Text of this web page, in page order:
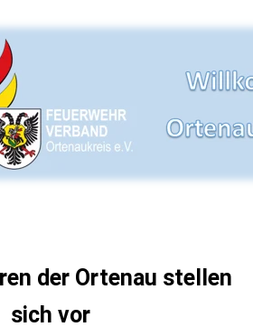
der Ortenau stellen
sich vor​